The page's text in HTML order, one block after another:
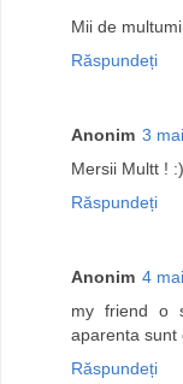
Mii de
Răspundeți
Anonim 3
Mersii Multt ! :)
Răspundeți
Anonim 4
my friend o
aparenta sunt
Răspundeți